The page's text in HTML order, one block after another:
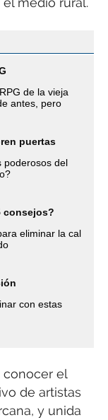
de la vieja
antes, pero
puertas
poderosos del
consejos?
eliminar la cal
con estas
el
de artistas
y unida